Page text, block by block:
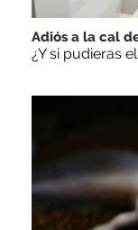
Adiós a la cal
¿Y si pudieras